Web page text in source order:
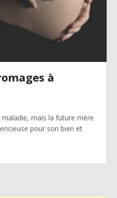
à
maladie, mais la future mère
pour son bien et